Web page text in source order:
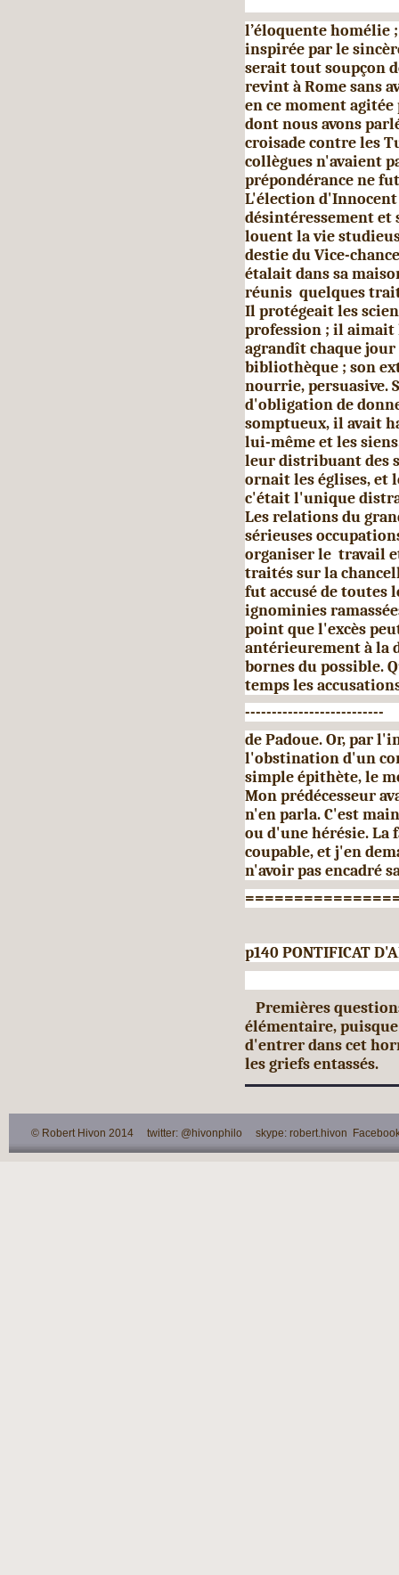
l’éloquente homélie
inspirée par le
serait tout soupçon
revint à Rome sans
en ce moment
dont nous avons
croisade contre les
col­lègues n'avaient
prépondérance ne
L'élection d'Innocent
désintéressement et
louent la vie
destie du Vice-
étalait dans sa
réunis quelques
Il protégeait les
profession ; il
agrandît chaque
bibliothèque ; son
nourrie, persuasive.
d'obligation de
somptueux, il avait
lui-même et les
leur distribuant des
ornait les églises, et
c'était l'unique
Les rela­tions du
sérieuses
organiser le travail
traités sur la
fut accusé de toutes
ignominies
point que l'excès
antérieurement à la
bornes du possible.
temps les
--------------------------
de Padoue. Or, par
l'obstination d'un
simple épithète, le
Mon prédécesseur
n'en parla. C'est
ou d'une hérésie. La
coupable, et j'en
n'avoir pas encadré
p140 PONTIFICAT
Premières
élémentaire,
d'entrer dans cet
les griefs entassés.
© Robert Hivon 2014 twitter: @hivonphilo skype: robert.hivon